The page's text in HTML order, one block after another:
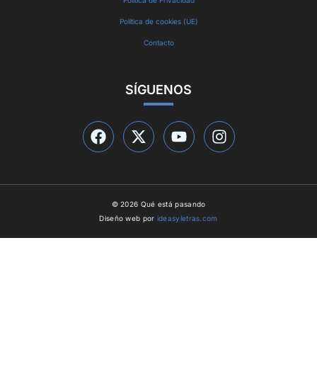
Política de cookies (UE)
Contacto
SÍGUENOS
© 2026 Qué está pasando
Diseño web por ideasyletras.com